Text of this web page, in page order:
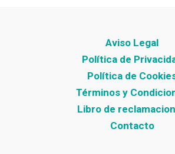
Aviso Legal
Política de
Política de
Términos y
Libro de
Contacto